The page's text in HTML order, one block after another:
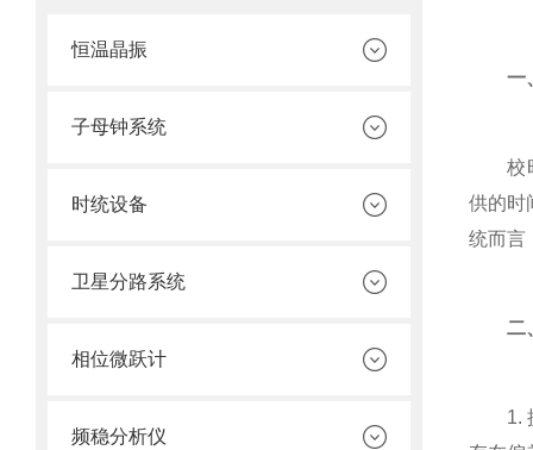
恒温晶振
子母钟系统
时统设备
卫星分路系统
相位微跃计
频稳分析仪
一、
校时
供的时
统而言
二、
1. 提